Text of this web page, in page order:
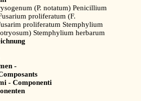
(P. notatum) Penicillium
proliferatum (F.
proliferatum Stemphylium
Stemphylium herbarum
-
- Componenti